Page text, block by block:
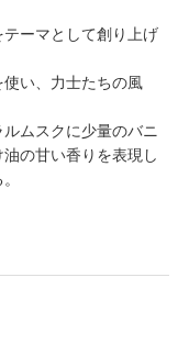
ーマとして創り上げ
使い、力士たちの風
ムスクに少量のバニ
の甘い香りを表現し